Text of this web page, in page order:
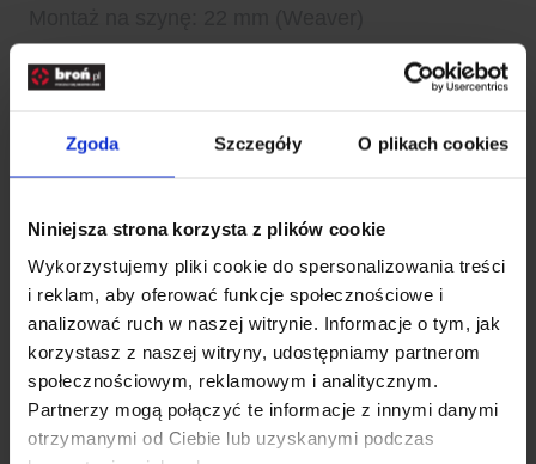
Zgoda Szczegóły O plikach cookies
Niniejsza strona korzysta z plików cookie
Wykorzystujemy pliki cookie do spersonalizowania treści
i reklam, aby oferować funkcje społecznościowe i
analizować ruch w naszej witrynie. Informacje o tym, jak
korzystasz z naszej witryny, udostępniamy partnerom
społecznościowym, reklamowym i analitycznym.
Partnerzy mogą połączyć te informacje z innymi danymi
otrzymanymi od Ciebie lub uzyskanymi podczas
Typ materiału: Stal
Wysokość całkowita [mm]: 53
Wysokość montażu [mm]: 34
Informacje producenta
Producent: Hawke, Wielka Brytania
EAN: 5054492230211
Symbol dostawcy: 23021
Rozwiń opis